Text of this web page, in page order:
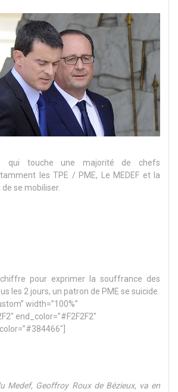
qui touche une majorité de chefs
les TPE / PME, Le MEDEF et la
se mobiliser.
pour exprimer la souffrance des
les 2 jours, un patron de PME se suicide.
width=”100%”
end_color=”#F2F2F2″
Medef, Geoffroy Roux de Bézieux, va en